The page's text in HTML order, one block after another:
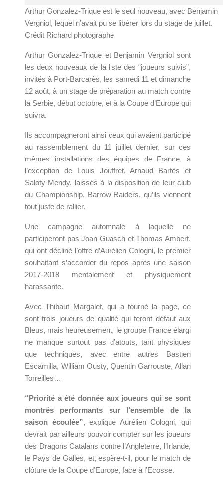
Arthur Gonzalez-Trique est le seul nouveau, avec Benjamin
Vergniol, lequel n’avait pu se libérer lors du stage de juillet.
Crédit Richard photographe
Arthur Gonzalez-Trique et Benjamin Vergniol sont
les deux nouveaux de la liste des “joueurs suivis”,
invités à Port-Barcarès, les samedi 11 et dimanche
12 août, à un stage de préparation au match contre
la Serbie, début octobre, et à la Coupe d’Europe qui
suivra.
Ils accompagneront ainsi ceux qui avaient participé
au rassemblement du 11 juillet dernier, sur ces
mêmes installations des équipes de France, à
l’exception de Louis Jouffret, Arnaud Bartès et
Saloty Mendy, laissés à la disposition de leur club
du Championship, Barrow Raiders, qu’ils viennent
tout juste de rallier.
Une campagne automnale à laquelle ne
participeront pas Joan Guasch et Thomas Ambert,
qui ont décliné l’offre d’Aurélien Cologni, le premier
souhaitant s’accorder du repos après une saison
2017-2018 mentalement et physiquement
harassante.
Avec Thibaut Margalet, qui a tourné la page, ce
sont trois joueurs de qualité qui feront défaut aux
Bleus, mais heureusement, le groupe France élargi
ne manque surtout pas d’atouts, tant physiques
que techniques, avec entre autres Bastien
Escamilla, William Ousty, Quentin Garrouste, Allan
Torreilles…
“Priorité a été donnée aux joueurs qui se sont
montrés performants sur l’ensemble de la
saison écoulée”, explique Aurélien Cologni, qui
devrait par ailleurs pouvoir compter sur les joueurs
des Dragons Catalans contre l’Angleterre, l’Irlande,
le Pays de Galles, et, espère-t-il, pour le match de
clôture de la Coupe d’Europe, face à l’Ecosse.